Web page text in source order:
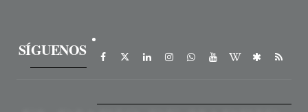
SÍGUENOS